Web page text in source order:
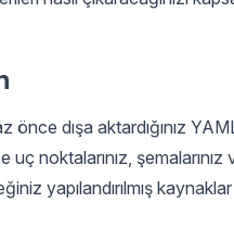
önce dışa aktardığınız
noktalarınız,
yapılandırılmış